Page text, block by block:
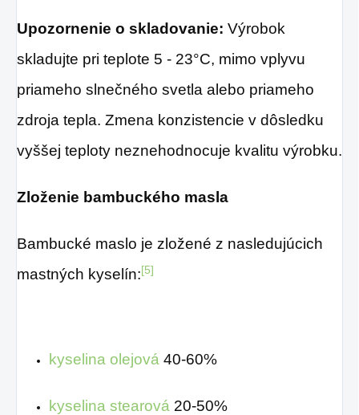
Upozornenie o skladovanie: Výrobok
skladujte pri teplote 5 - 23°C, mimo vplyvu
priameho slnečného svetla alebo priameho
zdroja tepla. Zmena konzistencie v dôsledku
vyššej teploty neznehodnocuje kvalitu výrobku.
Zloženie bambuckého masla
Bambucké maslo je zložené z nasledujúcich
mastných kyselín:[5]
kyselina olejová 40-60%
kyselina stearová 20-50%